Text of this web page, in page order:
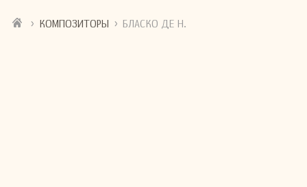
› КОМПОЗИТОРЫ › БЛАСКО ДЕ Н.